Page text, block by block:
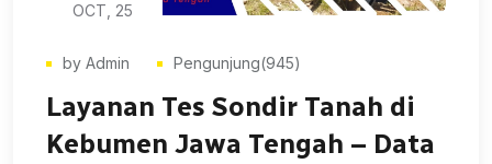
OCT, 25
by Admin Pengunjung(817)
Jasa Sondir Tanah Grobogan
Jawa Tengah – Uji Kekuatan